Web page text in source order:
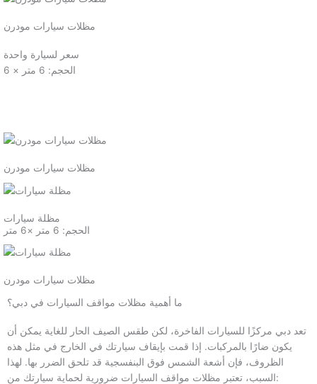
مظلات سيارات مودرن
سعر لسيارة واحدة
الحجم: 6 متر × 6
مظلات سيارات مودرن
مظلة سيارات
الحجم: 6 متر ×6 متر
مظلات سيارات مودرن
ما أهمية مظلات مواقف السيارات في دبي؟
تعد دبي مركزًا للسيارات الفاخرة، لكن طقس الصيف الحار للغاية يمكن أن
يكون ضارًا بالمركبات. إذا قمت بإيقاف سيارتك في الخارج في مثل هذه
الظروف، فإن أشعة الشمس فوق البنفسجية قد تلحق الضرر بها. لهذا
السبب، تعتبر مظلات مواقف السيارات ضرورية لحماية سيارتك من: